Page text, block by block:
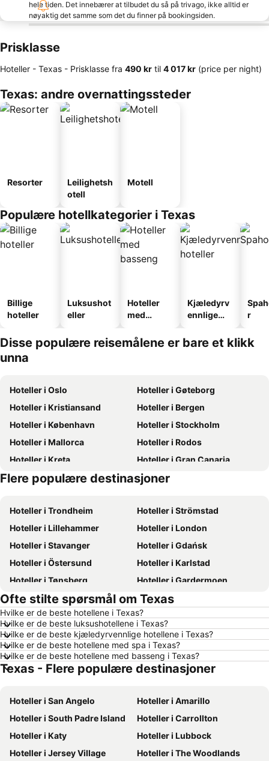
hele tiden. Det innebærer at tilbudet du så på trivago, ikke alltid er
nøyaktig det samme som det du finner på bookingsiden.
Prisklasse
Hoteller - Texas - Prisklasse fra ‎490 kr til ‎4 017 kr (price per night)
Texas: andre overnattingssteder
Resorter
Leilighetsh
otell
Motell
Populære hotellkategorier i Texas
Billige
hoteller
Luksushot
eller
Hoteller
med
Kjæledyrv
ennlige
r
Disse populære reisemålene er bare et klikk
unna
Hoteller i Oslo
Hoteller i Gøteborg
Hoteller i Kristiansand
Hoteller i Bergen
Hoteller i København
Hoteller i Stockholm
Hoteller i Mallorca
Hoteller i Rodos
Hoteller i Kreta
Hoteller i Gran Canaria
Hoteller i Sverige
Hoteller i Norge
Flere populære destinasjoner
Hoteller i Trondheim
Hoteller i Strömstad
Hoteller i Lillehammer
Hoteller i London
Hoteller i Stavanger
Hoteller i Gdańsk
Hoteller i Östersund
Hoteller i Karlstad
Hoteller i Tønsberg
Hoteller i Gardermoen
Hoteller i Hamar
Hoteller i Bodø
Hoteller i Geilo
Hoteller i Arendal
Hoteller i Ålesund
Hoteller i Fredrikstad
Hoteller i Sandefjord
Hoteller i Aalborg
Hoteller i Roma
Hoteller i Hellas
Hoteller i Västra Götalands län
Hoteller i Sørlandet
Hoteller i Spania
Hoteller i Gardasjøen
Hoteller i Malta
Hoteller i Region Nordjylland
Hoteller i Kypros
Hoteller i Tenerife
Ofte stilte spørsmål om Texas
Hvilke er de beste hotellene i Texas?
Hvilke er de beste luksushotellene i Texas?
Hvilke er de beste kjæledyrvennlige hotellene i Texas?
Hvilke er de beste hotellene med spa i Texas?
Hvilke er de beste hotellene med basseng i Texas?
Texas - Flere populære destinasjoner
Hoteller i San Angelo
Hoteller i Amarillo
Hoteller i South Padre Island
Hoteller i Carrollton
Hoteller i Katy
Hoteller i Lubbock
Hoteller i Jersey Village
Hoteller i The Woodlands